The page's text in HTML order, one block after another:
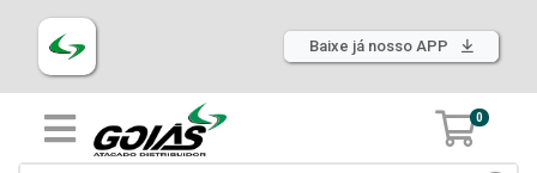
Baixe já nosso APP
0